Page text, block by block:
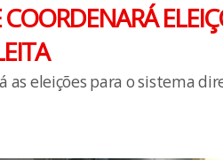
as eleições para o sistema